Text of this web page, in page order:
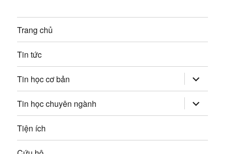
b
à
i
v
i
ế
t
p
:Trang chủ
Tin tức
Tin học cơ bản mở
rộng
trình
đơn
con
Tin học chuyên ngành mở
rộng
trình
Tiện ích